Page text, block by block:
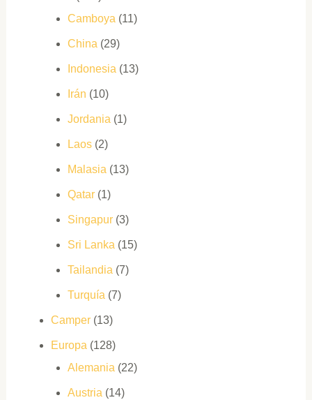
Camboya (11)
China (29)
Indonesia (13)
Irán (10)
Jordania (1)
Laos(2)
Malasia (13)
Qatar(1)
Singapur(3)
Sri Lanka (15)
Tailandia (7)
Turquía (7)
Camper(13)
Europa (128)
Alemania (22)
Austria (14)